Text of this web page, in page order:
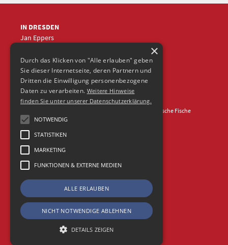
IN DRESDEN
Jan Eppers
jep@frische-fische.com
© 2026 Agentur Frische Fische
×
Durch das Klicken von "Alle erlauben" geben
Sie dieser Internetseite, deren Partnern und
Dritten die Einwilligung personenbezogene
Daten zu verarbeiten. Weitere Hinweise
finden Sie unter unserer Datenschutzerklärung.
NOTWENDIG
STATISTIKEN
MARKETING
FUNKTIONEN & EXTERNE MEDIEN
ALLE ERLAUBEN
NICHT NOTWENDIGE ABLEHNEN
DETAILS ZEIGEN